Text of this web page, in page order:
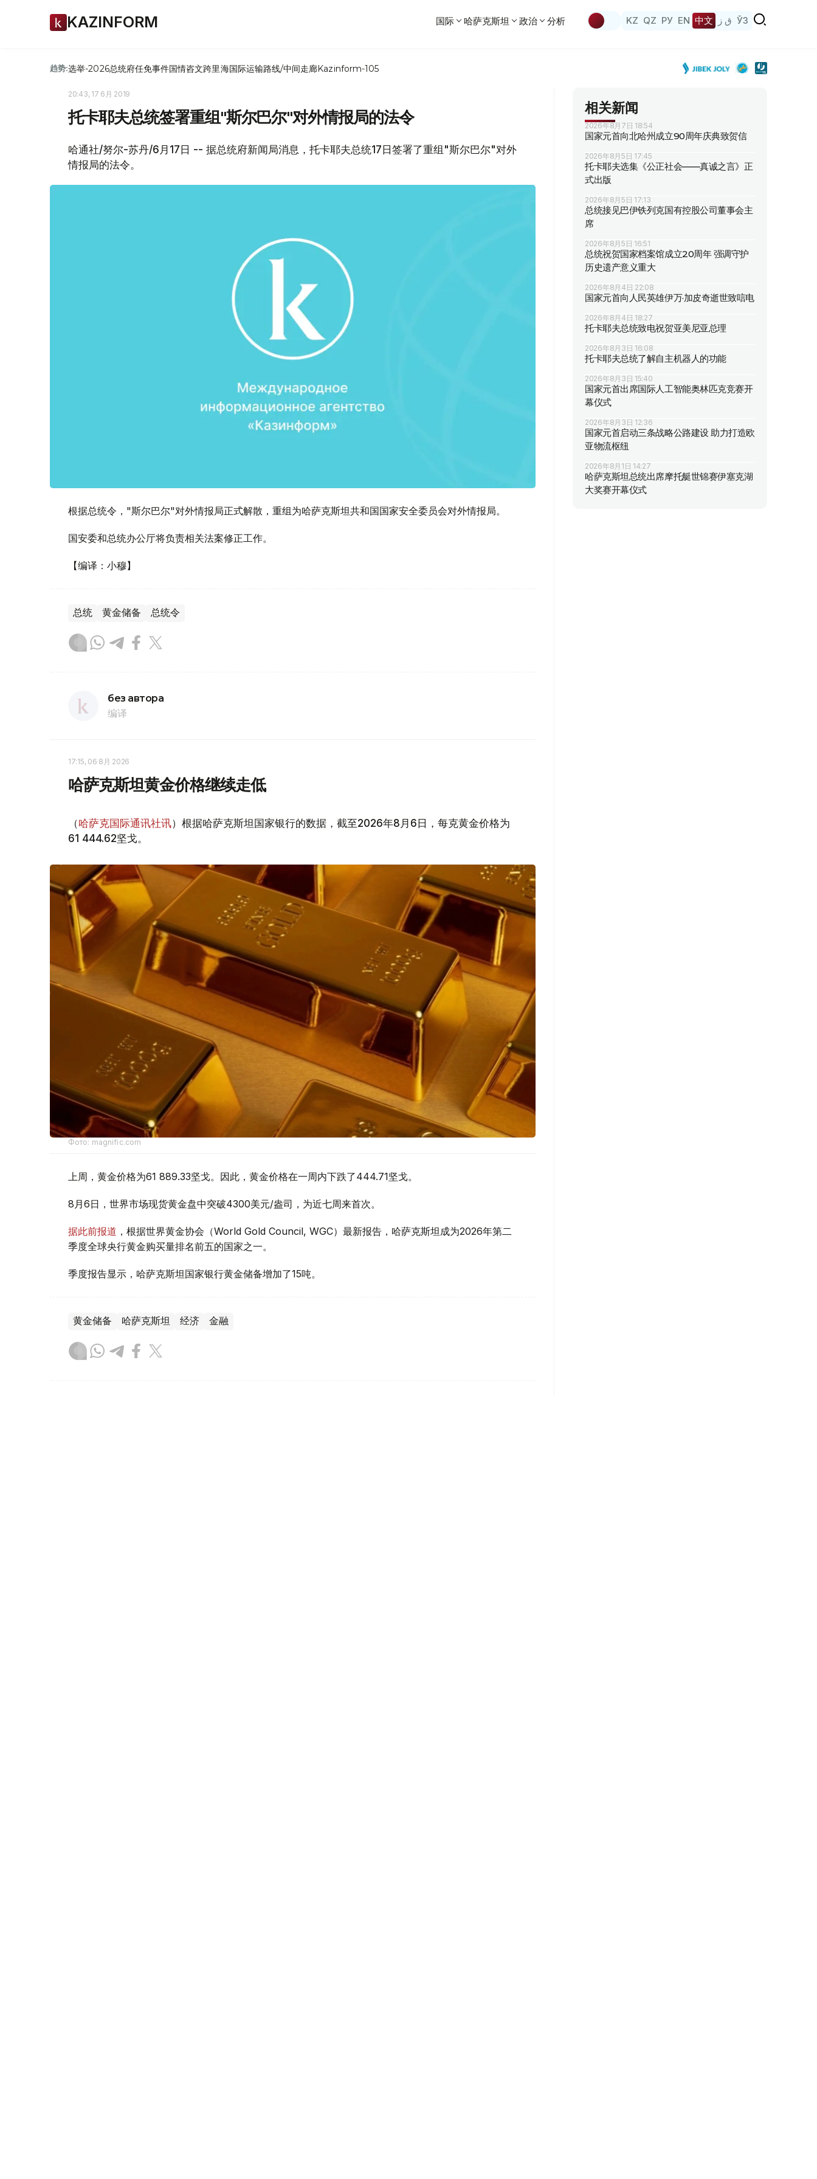
KAZINFORM 国际 哈萨克斯坦 政治 分析 KZ QZ РУ EN 中文 ق ز ЎЗ
趋势:选举-2026总统府任免事件国情咨文跨里海国际运输路线/中间走廊Kazinform-105
20:43, 17 6月 2019
托卡耶夫总统签署重组"斯尔巴尔"对外情报局的法令
哈通社/努尔-苏丹/6月17日 -- 据总统府新闻局消息，托卡耶夫总统17日签署了重组"斯尔巴尔"对外
情报局的法令。
根据总统令，"斯尔巴尔"对外情报局正式解散，重组为哈萨克斯坦共和国国家安全委员会对外情报局。
国安委和总统办公厅将负责相关法案修正工作。
【编译：小穆】
总统 黄金储备 总统令
без автора
编译
17:15, 06 8月 2026
哈萨克斯坦黄金价格继续走低
（哈萨克国际通讯社讯）根据哈萨克斯坦国家银行的数据，截至2026年8月6日，每克黄金价格为
61 444.62坚戈。
Фото: magnific.com
上周，黄金价格为61 889.33坚戈。因此，黄金价格在一周内下跌了444.71坚戈。
8月6日，世界市场现货黄金盘中突破4300美元/盎司，为近七周来首次。
据此前报道 ，根据世界黄金协会（World Gold Council, WGC）最新报告，哈萨克斯坦成为2026年第二
季度全球央行黄金购买量排名前五的国家之一。
季度报告显示，哈萨克斯坦国家银行黄金储备增加了15吨。
黄金储备 哈萨克斯坦 经济 金融
相关新闻
2026年8月7日 18:54
国家元首向北哈州成立90周年庆典致贺信
2026年8月5日 17:45
托卡耶夫选集《公正社会——真诚之言》正
式出版
2026年8月5日 17:13
总统接见巴伊铁列克国有控股公司董事会主
席
2026年8月5日 16:51
总统祝贺国家档案馆成立20周年 强调守护
历史遗产意义重大
2026年8月4日 22:08
国家元首向人民英雄伊万·加皮奇逝世致唁电
2026年8月4日 18:27
托卡耶夫总统致电祝贺亚美尼亚总理
2026年8月3日 16:08
托卡耶夫总统了解自主机器人的功能
2026年8月3日 15:40
国家元首出席国际人工智能奥林匹克竞赛开
幕仪式
2026年8月3日 12:36
国家元首启动三条战略公路建设 助力打造欧
亚物流枢纽
2026年8月1日 14:27
哈萨克斯坦总统出席摩托艇世锦赛伊塞克湖
大奖赛开幕仪式